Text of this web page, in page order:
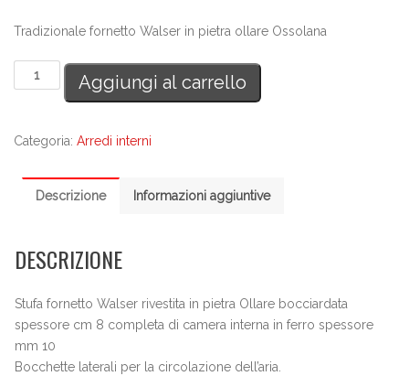
Tradizionale fornetto Walser in pietra ollare Ossolana
Stufa
fornetto
quantità
Aggiungi al carrello
Categoria: Arredi interni
Descrizione Informazioni aggiuntive
DESCRIZIONE
Stufa fornetto Walser rivestita in pietra Ollare bocciardata
spessore cm 8 completa di camera interna in ferro spessore
mm 10
Bocchette laterali per la circolazione dell’aria.